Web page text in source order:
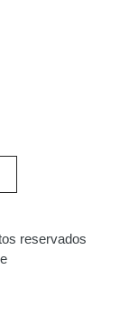
reservados